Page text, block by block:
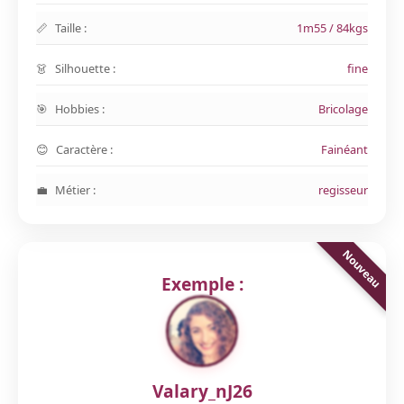
Taille : 1m55 / 84kgs
Silhouette : fine
Hobbies : Bricolage
Caractère : Fainéant
Métier : regisseur
Exemple :
Valary_nJ26